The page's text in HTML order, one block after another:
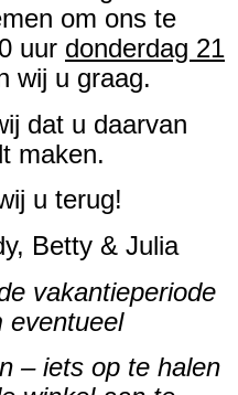
om ons te
uur donderdag 21
wij u graag.
dat u daarvan
maken.
u terug!
Betty & Julia
vakantieperiode
eventueel
– iets op te halen